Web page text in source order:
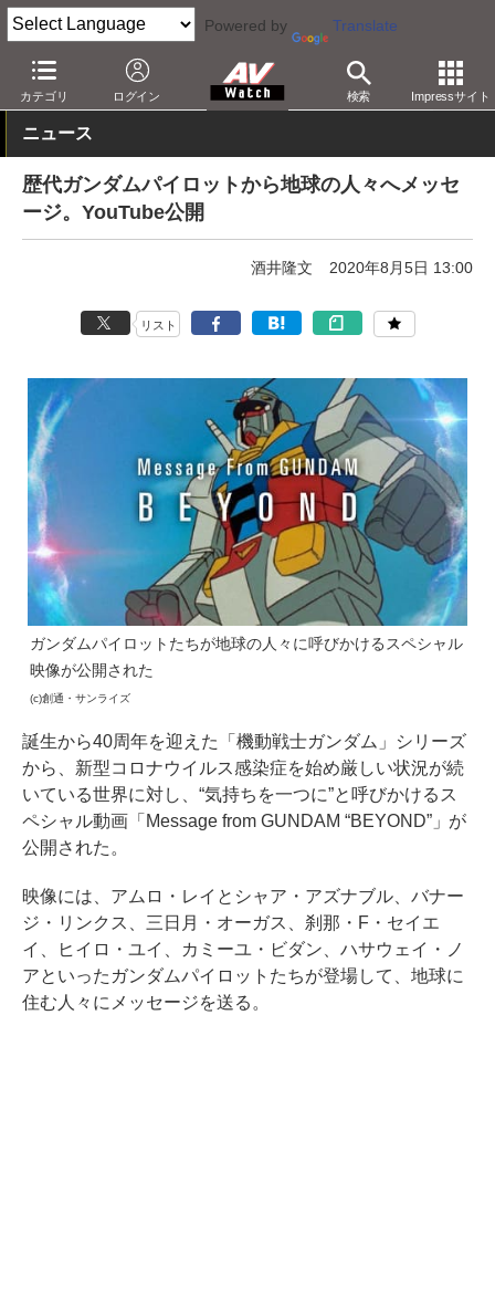
Powered by Translate
カテゴリ ログイン 検索 Impressサイト
AV Watch コンテンツ・サービス 映像配信 YouTube
ニュース
歴代ガンダムパイロットから地球の人々へメッセ
ージ。YouTube公開
酒井隆文 2020年8月5日 13:00
リスト
ガンダムパイロットたちが地球の人々に呼びかけるスペシャル
映像が公開された
(c)創通・サンライズ
誕生から40周年を迎えた「機動戦士ガンダム」シリーズ
から、新型コロナウイルス感染症を始め厳しい状況が続
いている世界に対し、“気持ちを一つに”と呼びかけるス
ペシャル動画「Message from GUNDAM “BEYOND”」が
公開された。
映像には、アムロ・レイとシャア・アズナブル、バナー
ジ・リンクス、三日月・オーガス、刹那・F・セイエ
イ、ヒイロ・ユイ、カミーユ・ビダン、ハサウェイ・ノ
アといったガンダムパイロットたちが登場して、地球に
住む人々にメッセージを送る。